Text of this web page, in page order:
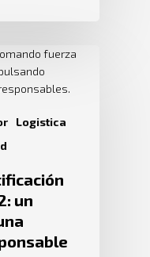
Logistica
un